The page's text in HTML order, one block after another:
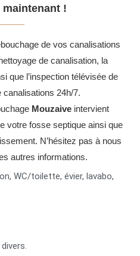
!
de vos canalisations
de canalisation, la
que l’inspection télévisée de
24h/7.
Mouzaiveintervient
votre fosse septique ainsi que
N’hésitez pas à nous
autres informations.
WC/toilette, évier, lavabo,